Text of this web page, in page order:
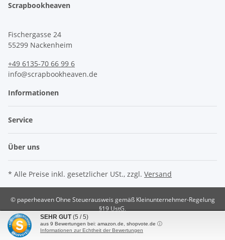
Scrapbookheaven
Fischergasse 24
55299 Nackenheim
+49 6135-70 66 99 6
info@scrapbookheaven.de
Informationen
Service
Über uns
* Alle Preise inkl. gesetzlicher USt., zzgl. Versand
© paperheaven Ohne Steuerausweis gemäß Kleinunternehmer-Regelung
§19 UstG.
Powered by
SEHR GUT (5 / 5)
aus 9 Bewertungen bei: amazon.de, shopvote.de ⓘ
Informationen zur Echtheit der Bewertungen